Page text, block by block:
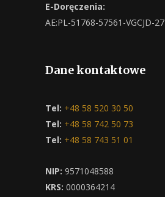
E-Doręczenia:
AE:PL-51768-57561-VGCJD-27
Dane kontaktowe
Tel: +48 58 520 30 50
Tel: +48 58 742 50 73
Tel: +48 58 743 51 01
NIP: 9571048588
KRS: 0000364214